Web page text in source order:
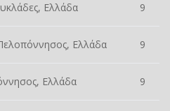
Ελλάδα 9
Ελλάδα 9
Ελλάδα 9